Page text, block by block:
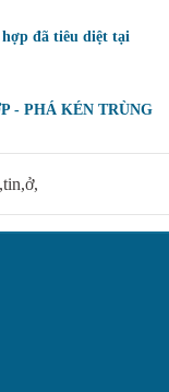
đã tiêu diệt tại
- PHÁ KÉN TRÙNG